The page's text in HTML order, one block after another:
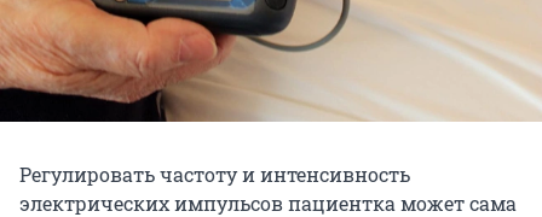
Регулировать частоту и интенсивность
электрических импульсов пациентка может сама